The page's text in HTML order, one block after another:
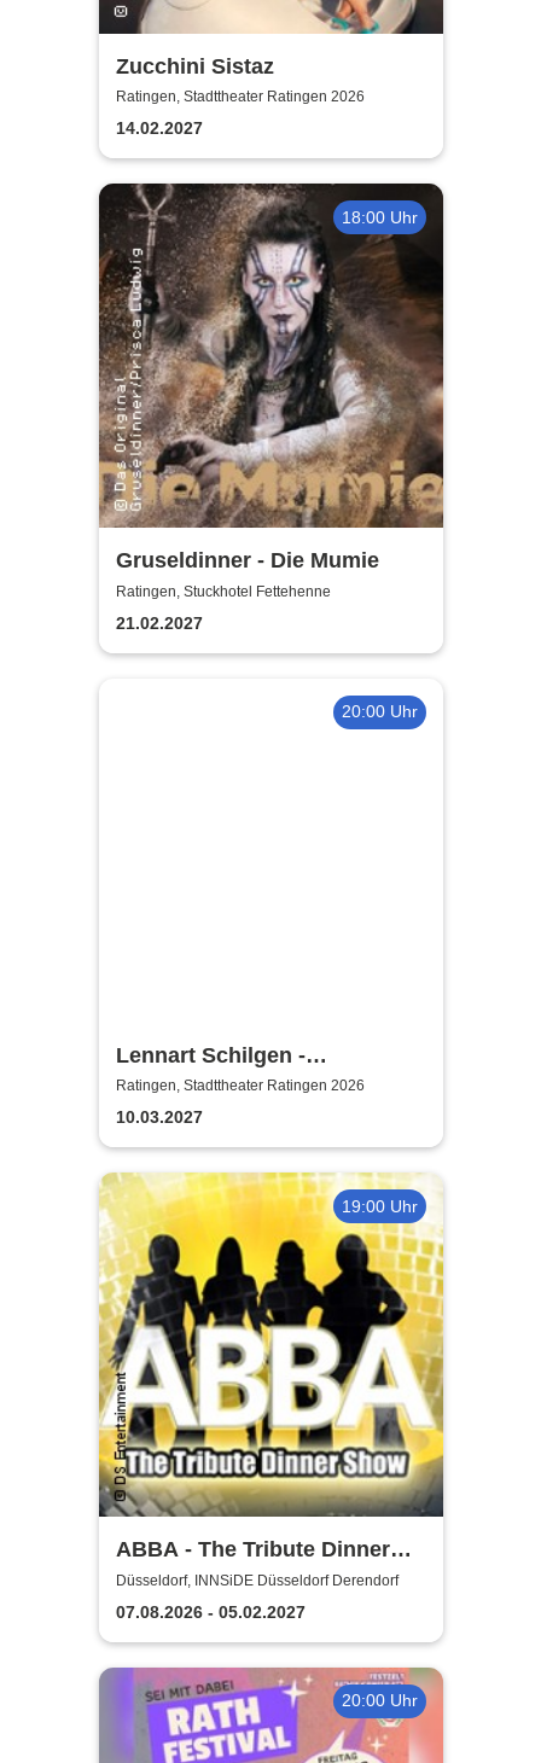
Zucchini Sistaz
Ratingen, Stadttheater Ratingen 2026
14.02.2027
18:00 Uhr
Gruseldinner - Die Mumie
Ratingen, Stuckhotel Fettehenne
21.02.2027
20:00 Uhr
Lennart Schilgen -
Abwesenheitsnotizen
Ratingen, Stadttheater Ratingen 2026
10.03.2027
19:00 Uhr
ABBA - The Tribute Dinner
Show
Düsseldorf, INNSiDE Düsseldorf Derendorf
07.08.2026 - 05.02.2027
20:00 Uhr